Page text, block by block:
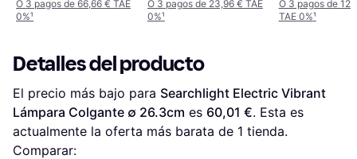
O 3 pagos de 66,66 € TAE
0%¹
O 3 pagos de 23,96 € TAE
0%¹
O 3 pagos de
TAE 0%¹
Detalles del producto
El precio más bajo para Searchlight Electric Vibrant
Lámpara Colgante ∅ 26.3cm es 60,01 €. Esta es
actualmente la oferta más barata de 1 tienda.
Comparar: